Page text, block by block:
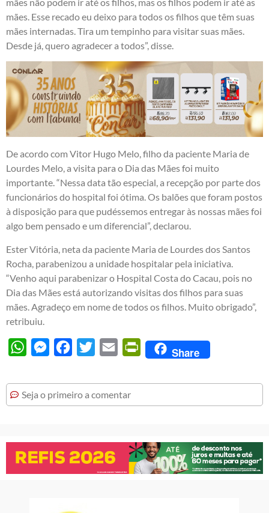
mães. Esse recado eu deixo para todos os filhos que têm suas
mães internadas. Tira um tempinho para visitar suas mães.
Desde já, quero agradecer a todos”, disse.
De acordo com Vitor Hugo Melo, filho da paciente Maria de
Lourdes Melo, a visita para o Dia das Mães foi muito
importante. “Nessa data tão especial, a recepção por parte dos
funcionários do hospital foi ótima. Os balões que foram postos
à disposição para que pudéssemos entregar às nossas mães foi
algo bem pensado e um diferencial”, declarou.
Ester Vitória, neta da paciente Maria de Lourdes dos Santos
Rocha, parabenizou a unidade hospitalar pela iniciativa.
“Venho aqui parabenizar o Hospital Costa do Cacau, pois no
Dia das Mães está autorizando visitas dos filhos para suas
mães. Agradeço em nome de todos os filhos. Muito obrigado”,
retribuiu.
WhatsAppMessengerFacebook
Twitter Email PrintFriendly
Share
Seja o primeiro a comentar